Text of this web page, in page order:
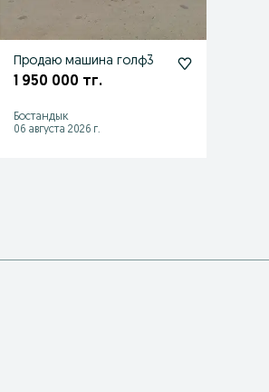
Продаю машина голф3
1 950 000 тг.
Бостандык
06 августа 2026 г.